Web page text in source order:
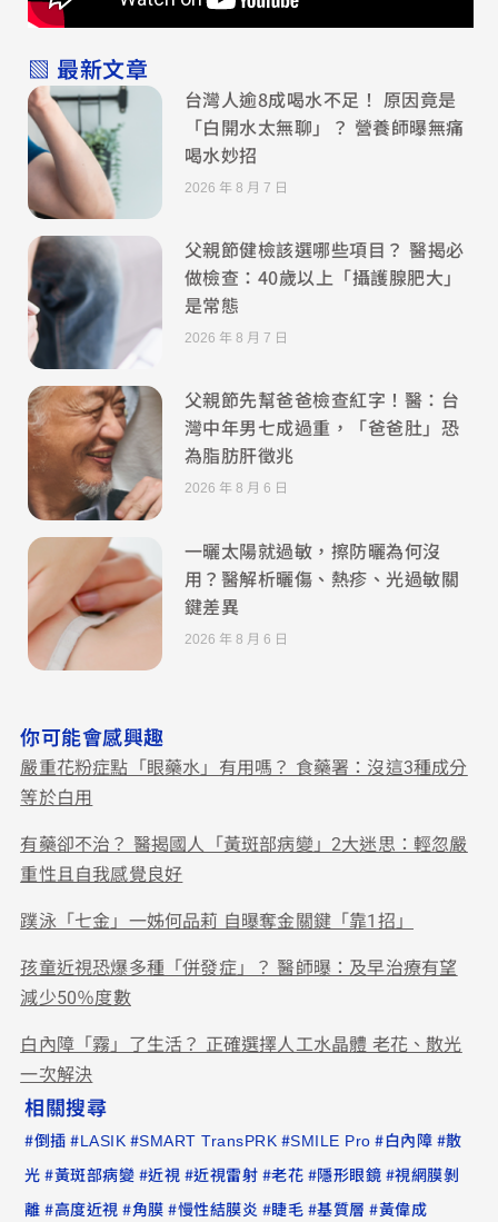
▧ 最新文章
台灣人逾8成喝水不足！ 原因竟是
「白開水太無聊」？ 營養師曝無痛
喝水妙招
2026 年 8 月 7 日
父親節健檢該選哪些項目？ 醫揭必
做檢查：40歲以上「攝護腺肥大」
是常態
2026 年 8 月 7 日
父親節先幫爸爸檢查紅字！醫：台
灣中年男七成過重，「爸爸肚」恐
為脂肪肝徵兆
2026 年 8 月 6 日
一曬太陽就過敏，擦防曬為何沒
用？醫解析曬傷、熱疹、光過敏關
鍵差異
2026 年 8 月 6 日
你可能會感興趣
嚴重花粉症點「眼藥水」有用嗎？ 食藥署：沒這3種成分
等於白用
有藥卻不治？ 醫揭國人「黃斑部病變」2大迷思：輕忽嚴
重性且自我感覺良好
蹼泳「七金」一姊何品莉 自曝奪金關鍵「靠1招」
孩童近視恐爆多種「併發症」？ 醫師曝：及早治療有望
減少50％度數
白內障「霧」了生活？ 正確選擇人工水晶體 老花、散光
一次解決
相關搜尋
#倒插 #LASIK #SMART TransPRK #SMILE Pro #白內障 #散
光 #黃斑部病變 #近視 #近視雷射 #老花 #隱形眼鏡 #視網膜剝
離 #高度近視 #角膜 #慢性結膜炎 #睫毛 #基質層 #黃偉成